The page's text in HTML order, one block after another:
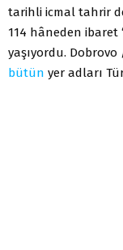
tarihli icmal tahrir
114 hâneden ibaret
yaşıyordu.
bütün yer adları